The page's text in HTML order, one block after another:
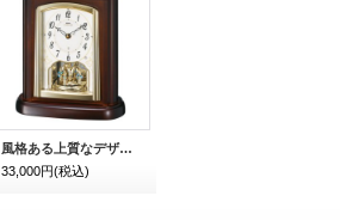
風格ある上質なデザイン置時計
33,000円(税込)